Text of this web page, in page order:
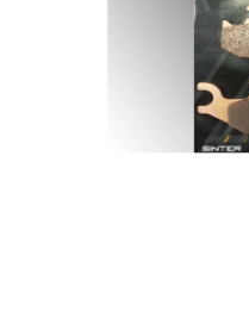
NAVIJAKY COME UP WARN
OLEJE MAXIMA A FILTRE